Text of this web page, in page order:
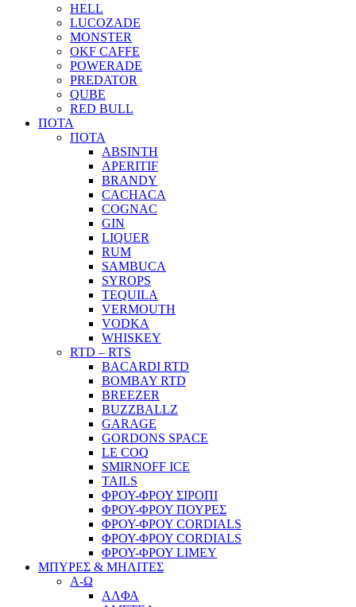
HELL
LUCOZADE
MONSTER
OKF CAFFE
POWERADE
PREDATOR
QUBE
RED BULL
ΠΟΤΑ
ΠΟΤΑ
ABSINTH
APERITIF
BRANDY
CACHACA
COGNAC
GIN
LIQUER
RUM
SAMBUCA
SYROPS
TEQUILA
VERMOUTH
VODKA
WHISKEY
RTD – RTS
BACARDI RTD
BOMBAY RTD
BREEZER
BUZZBALLZ
GARAGE
GORDONS SPACE
LE COQ
SMIRNOFF ICE
TAILS
ΦΡΟΥ-ΦΡΟΥ ΣΙΡΟΠΙ
ΦΡΟΥ-ΦΡΟΥ ΠΟΥΡΕΣ
ΦΡΟΥ-ΦΡΟΥ CORDIALS
ΦΡΟΥ-ΦΡΟΥ CORDIALS
ΦΡΟΥ-ΦΡΟΥ LIMEY
ΜΠΥΡΕΣ & ΜΗΛΙΤΕΣ
Α-Ω
ΑΛΦΑ